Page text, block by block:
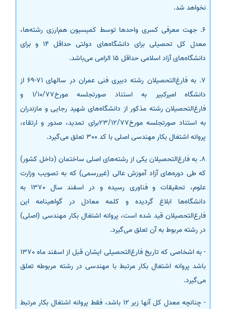
نخواهد شد.
6. جهت معرفی کسری واحدها توسط کمیسیون هم‌ارزی رشته‌ها،
معدل کل تحصیلی برای دانشگاه‌های دولتی حداقل 14 و برای
دانشگاه‌های آزاد اسلامی حداقل 15 الزامی می‌باشد.
7. به فارغ‌التحصیلان رشته دبیری فنی عمران در سالهای 71-69 از
دانشگاه امیرکبیر به استناد صورتجلسه مورخ1/10/77 و
فارغ‌التحصیلان رشته مذکور از دانشگاه‌های شهید رجایی و مازندران
به استناد صورتجلسه مورخ23/12/77برای تمدید، صدور و ارتقاء،
پروانه اشتغال بکار مهندسی اصلی با کد 300 تعلق می‌گیرد.
8. به فارغ‌التحصیلان یکی از رشته‌های اصلی ساختمان (داخل کشور)
که طی دوره‌های آزاد آموزش عالی (غیررسمی) که به تصویب وزارت
علوم، تحقیقات و فناوری رسیده و در اسفند سال 1370 به
دانشگاه‌ها ابلاغ گردیده و کلمه معادل در گواهینامه این
فارغ‌التحصیلان قید شده است، پروانه اشتغال بکار مهندسی (اصلی)
در رشته مربوط به آن تعلق می‌گیرد.
- به اشخاصی که تاریخ فارغ‌التحصیلی ایشان قبل از اسفند ماه 1370
باشد پروانه اشتغال بکار مرتبط با مهندسی در رشته مربوطه تعلق
می‌گیرد.
- چنانچه معدل کل آنها زیر 12 باشد، فقط پروانه اشتغال بکار مرتبط